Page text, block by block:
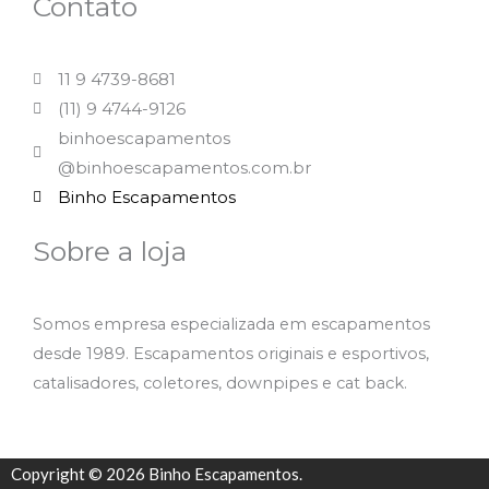
11 9 4739-8681
(11) 9 4744-9126
binhoescapamentos
@binhoescapamentos.com.br
Binho Escapamentos
Sobre a loja
Somos empresa especializada em escapamentos
desde 1989. Escapamentos originais e esportivos,
catalisadores, coletores, downpipes e cat back.
Copyright © 2026 Binho Escapamentos.